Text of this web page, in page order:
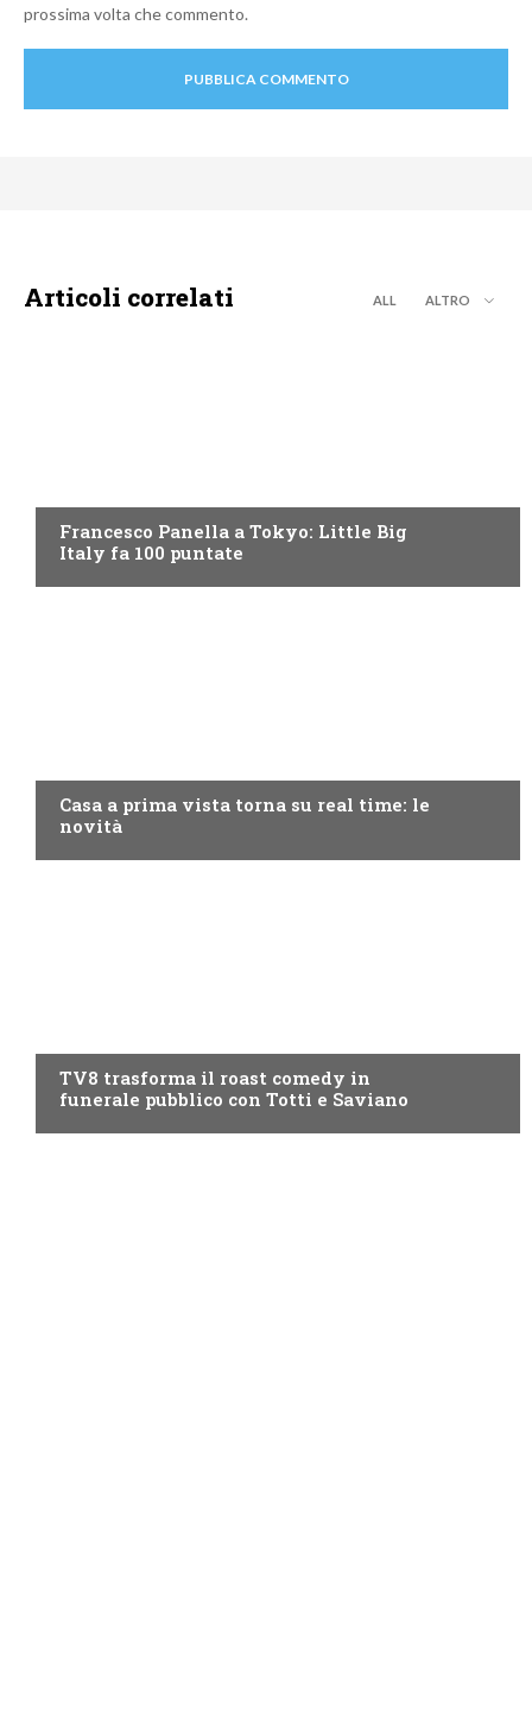
prossima volta che commento.
Articoli correlati ALL ALTRO
Francesco Panella a Tokyo: Little Big
Italy fa 100 puntate
Casa a prima vista torna su real time: le
novità
TV8 trasforma il roast comedy in
funerale pubblico con Totti e Saviano